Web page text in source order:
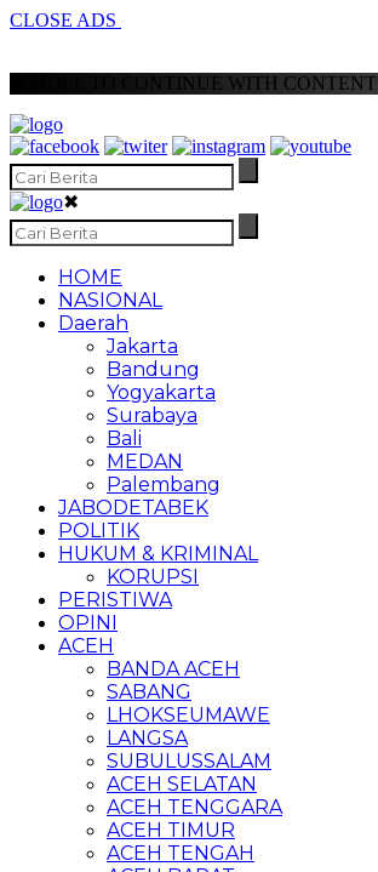
CLOSE ADS
SCROLL TO CONTINUE WITH CONTENT
✖
HOME
NASIONAL
Daerah
Jakarta
Bandung
Yogyakarta
Surabaya
Bali
MEDAN
Palembang
JABODETABEK
POLITIK
HUKUM & KRIMINAL
KORUPSI
PERISTIWA
OPINI
ACEH
BANDA ACEH
SABANG
LHOKSEUMAWE
LANGSA
SUBULUSSALAM
ACEH SELATAN
ACEH TENGGARA
ACEH TIMUR
ACEH TENGAH